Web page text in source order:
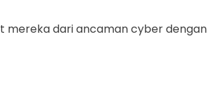
mereka dari ancaman cyber dengan